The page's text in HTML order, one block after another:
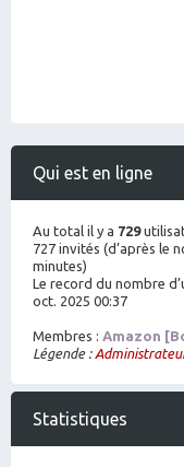
Qui est en ligne
Au total il y a 729
727 invités (d’après le
minutes)
Le record du nombre
oct. 2025 00:37
Membres : Amazon
Légende :
Statistiques